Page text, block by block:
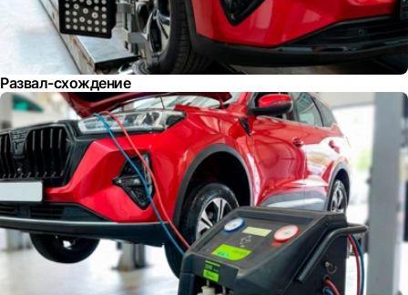
Развал-схождение